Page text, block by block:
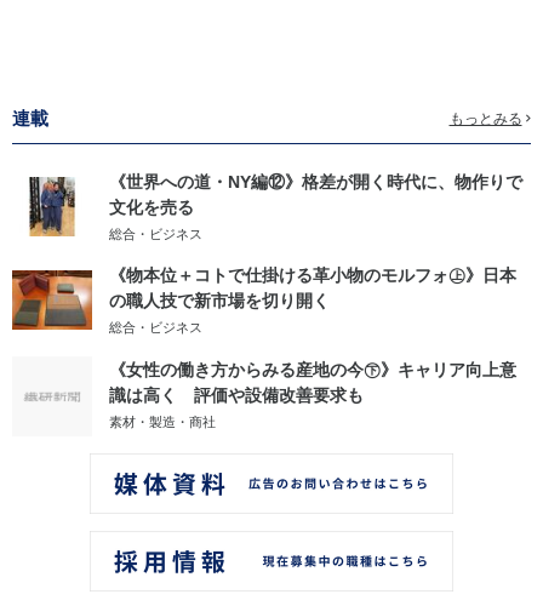
連載 もっとみる
《世界への道・NY編⑫》格差が開く時代に、物作りで
文化を売る
総合・ビジネス
《物本位＋コトで仕掛ける革小物のモルフォ㊤》日本
の職人技で新市場を切り開く
総合・ビジネス
《女性の働き方からみる産地の今㊦》キャリア向上意
識は高く 評価や設備改善要求も
素材・製造・商社